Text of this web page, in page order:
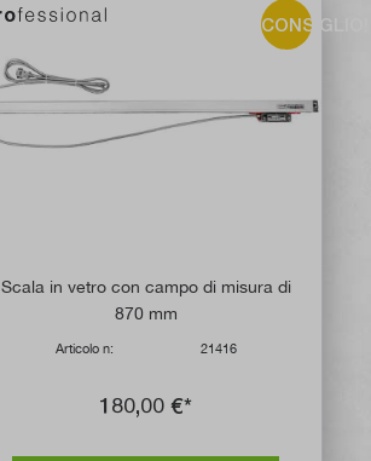
CONSIGLIO!
Scala in vetro con campo di misura di
870 mm
Articolo n: 21416
180,00 €*